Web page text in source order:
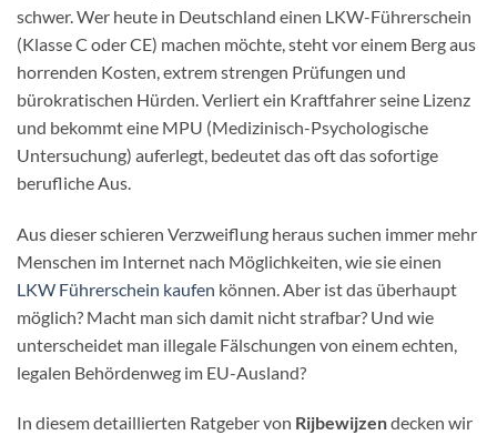
schwer. Wer heute in Deutschland einen LKW-Führerschein
(Klasse C oder CE) machen möchte, steht vor einem Berg aus
horrenden Kosten, extrem strengen Prüfungen und
bürokratischen Hürden. Verliert ein Kraftfahrer seine Lizenz
und bekommt eine MPU (Medizinisch-Psychologische
Untersuchung) auferlegt, bedeutet das oft das sofortige
berufliche Aus.
Aus dieser schieren Verzweiflung heraus suchen immer mehr
Menschen im Internet nach Möglichkeiten, wie sie einen
LKW Führerschein kaufen können. Aber ist das überhaupt
möglich? Macht man sich damit nicht strafbar? Und wie
unterscheidet man illegale Fälschungen von einem echten,
legalen Behördenweg im EU-Ausland?
In diesem detaillierten Ratgeber von Rijbewijzendecken wir